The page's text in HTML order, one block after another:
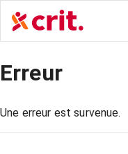
Erreur
Une erreur est survenue.